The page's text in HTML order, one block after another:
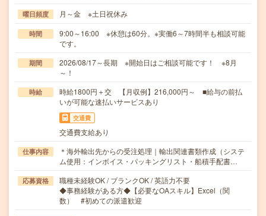
曜日頻度 月～金 ※土日祝休み
時間
9:00～16:00 ※休憩は60分。※実働6～7時間半も相談可能
です。
期間
2026/08/17～長期 ※開始日はご相談可能です！ ※8月
～！
時給
時給1800円＋交 【月収例】216,000円～ ■給与の前払
いが可能な速払いサービスあり
交通費
交通費支給あり
仕事内容
＊海外輸出先からの受注処理｜輸出関連書類作成（システ
ム使用：インボイス・パッキングリスト・船積手配書…
応募資格
職種未経験OK / ブランクOK / 英語力不要
◆事務経験がある方◆【必要なOAスキル】Excel（関
数） #初めての派遣歓迎